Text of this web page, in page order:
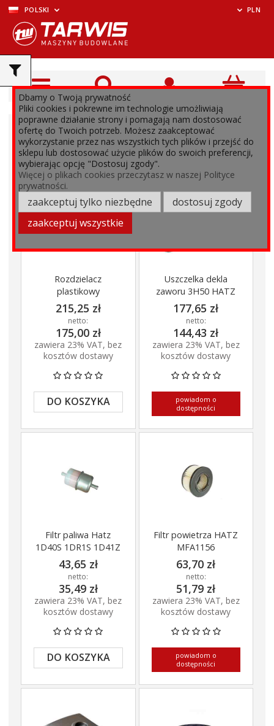
POLSKI PLN
Rozdzielacz
plastikowy
215,25 zł
netto:
175,00 zł
zawiera 23% VAT, bez
kosztów dostawy
DO KOSZYKA
Uszczelka dekla
zaworu 3H50 HATZ
177,65 zł
netto:
144,43 zł
zawiera 23% VAT, bez
kosztów dostawy
powiadom o
dostępności
Filtr paliwa Hatz
1D40S 1DR1S 1D41Z
43,65 zł
netto:
35,49 zł
zawiera 23% VAT, bez
kosztów dostawy
DO KOSZYKA
Filtr powietrza HATZ
MFA1156
63,70 zł
netto:
51,79 zł
zawiera 23% VAT, bez
kosztów dostawy
powiadom o
dostępności
Dbamy o Twoją prywatność
Pliki cookies i pokrewne im technologie umożliwiają
poprawne działanie strony i pomagają nam dostosować
ofertę do Twoich potrzeb. Możesz zaakceptować
wykorzystanie przez nas wszystkich tych plików i przejść do
sklepu lub dostosować użycie plików do swoich preferencji,
wybierając opcję "Dostosuj zgody".
Więcej o plikach cookies przeczytasz w naszej Polityce
prywatności.
zaakceptuj tylko niezbędne
dostosuj zgody
zaakceptuj wszystkie